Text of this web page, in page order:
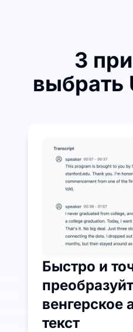
3
выбрать
UniScribe
Дополнительные
Автоматически
Быстро и
венгерское
текст